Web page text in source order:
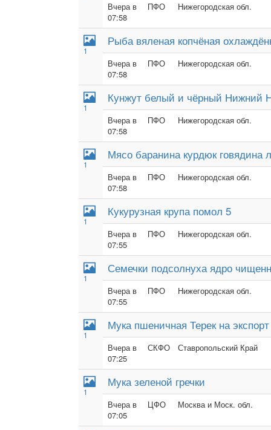
Вчера в
07:58
ПФО Нижегородская обл.
1
Рыба вяленая копчёная
Вчера в
07:58
ПФО Нижегородская обл.
1
Кунжут белый и чёрный Нижний
Вчера в
07:58
ПФО Нижегородская обл.
1
Мясо баранина курдюк говядина
Вчера в
07:58
ПФО Нижегородская обл.
1
Кукурузная крупа помол 5
Вчера в
07:55
ПФО Нижегородская обл.
1
Семечки подсолнуха ядро
Вчера в
07:55
ПФО Нижегородская обл.
1
Мука пшеничная Терек на экспорт
Вчера в
07:25
СКФО Ставропольский Край
1
Мука зеленой гречки
Вчера в
07:05
ЦФО Москва и Моск. обл.